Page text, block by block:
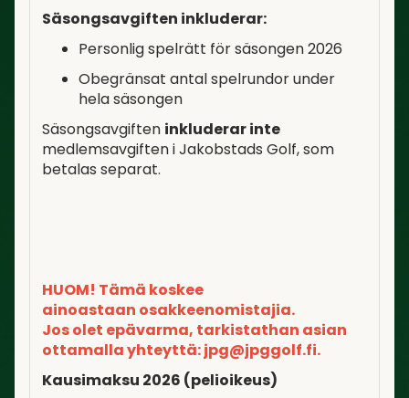
Säsongsavgiften inkluderar:
Personlig spelrätt för säsongen 2026
Obegränsat antal spelrundor under
hela säsongen
Säsongsavgiften inkluderar inte
medlemsavgiften i Jakobstads Golf, som
betalas separat.
HUOM! Tämä koskee
ainoastaan osakkeenomistajia.
Jos olet epävarma, tarkistathan asian
ottamalla yhteyttä: jpg@jpggolf.fi.
Kausimaksu 2026 (pelioikeus)